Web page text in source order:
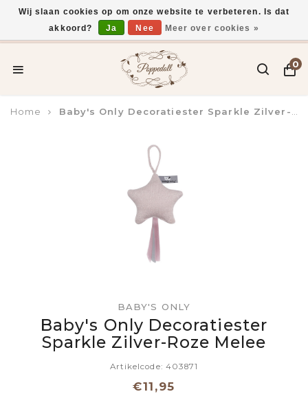
Voor 15:00 uur besteld, vandaag verzonden*
0
Home Baby's Only Decoratiester Sparkle Zilver-Roze Melee
BABY'S ONLY
Baby's Only Decoratiester
Sparkle Zilver-Roze Melee
Artikelcode: 403871
€11,95
Wij slaan cookies op om onze website te verbeteren. Is dat
akkoord?
Ja Nee Meer over cookies »